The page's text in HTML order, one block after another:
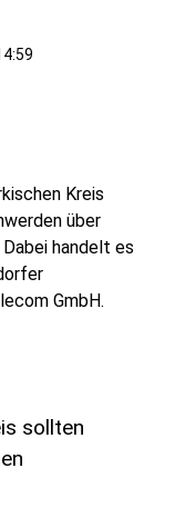
Kreis
über
handelt es
GmbH.
sollten